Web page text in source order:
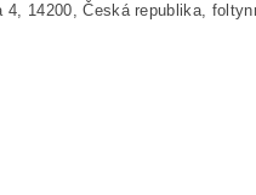
14200, Česká republika,